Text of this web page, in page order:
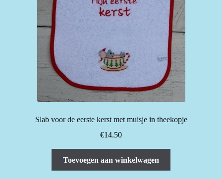
Slab voor de eerste kerst met muisje in theekopje
€14.50
Toevoegen aan winkelwagen